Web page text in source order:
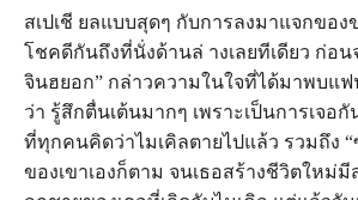
สเปเชี ยลแบบสุดๆ กับการลงมาแจกขอ
โชคดีกันถึงที่นั่งด้านล่ างเลยทีเดียว ก่อน
จินฮยอก” กล่าวความในใจที่ได้มาพบแ
ว่า รู้สึกตื่นเต้นมากๆ เพราะเป็นการเจอ
ที่ทุกคนคิดว่าไมเคิลตายไปแล้ว รวมถึง
ของเขาเองก็ตาม จนเธอสร้างชีวิตใหม่มี